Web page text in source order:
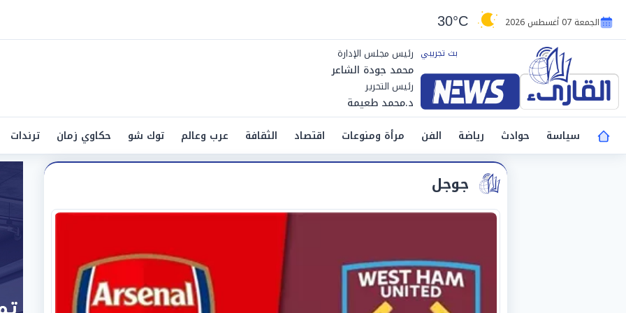
الجمعة 07 أغسطس 2026 30°C
رئيس مجلس الإدارة
محمد جودة الشاعر
رئيس التحرير
د.محمد طعيمة
سياسة
حوادث رياضة الفن مرأة ومنوعات اقتصاد الثقافة عرب وعالم توك شو حكاوي زمان ترندات
جوجل